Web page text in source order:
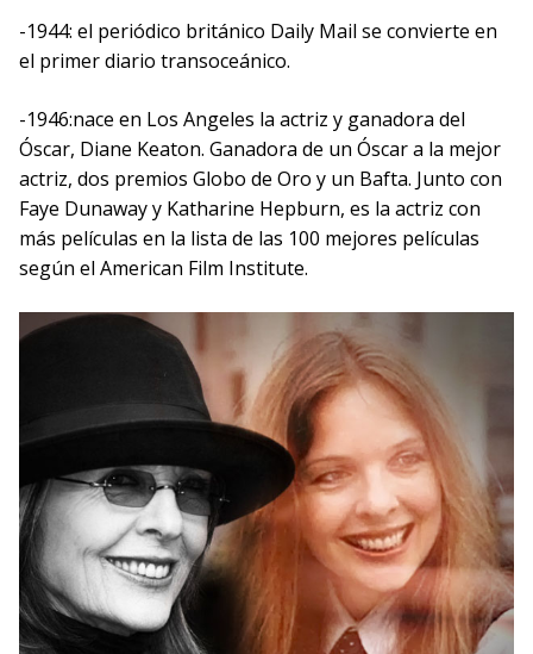
-1944: el periódico británico Daily Mail se convierte en
el primer diario transoceánico.
-1946:nace en Los Angeles la actriz y ganadora del
Óscar, Diane Keaton. Ganadora de un Óscar a la mejor
actriz, dos premios Globo de Oro y un Bafta. Junto con
Faye Dunaway y Katharine Hepburn, es la actriz con
más películas en la lista de las 100 mejores películas
según el American Film Institute.